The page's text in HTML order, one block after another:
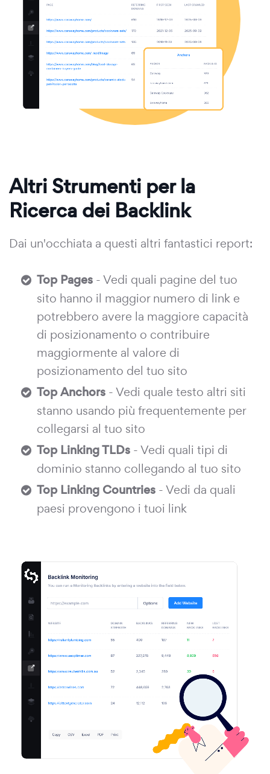
Altri Strumenti per la
Ricerca dei Backlink
Dai un'occhiata a questi altri fantastici report:
Top Pages - Vedi quali pagine del tuo
sito hanno il maggior numero di link e
potrebbero avere la maggiore capacità
di posizionamento o contribuire
maggiormente al valore di
posizionamento del tuo sito
Top Anchors - Vedi quale testo altri siti
stanno usando più frequentemente per
collegarsi al tuo sito
Top Linking TLDs - Vedi quali tipi di
dominio stanno collegando al tuo sito
Top Linking Countries - Vedi da quali
paesi provengono i tuoi link